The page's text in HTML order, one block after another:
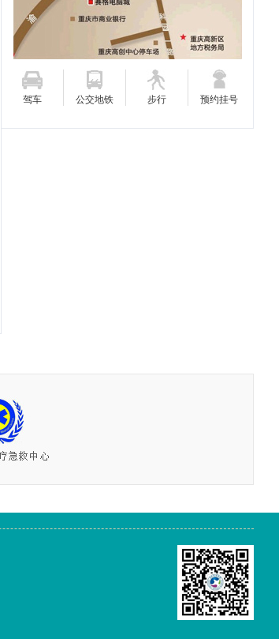
年，积累了丰富的临床经
验，多次到三甲医院研修学
习，并在国家级...[详细]
封娟 副主任医师
中华医学会重庆市妇产科学
急救专家组成员，中共党
驾车 公交地铁 步行 预约挂号